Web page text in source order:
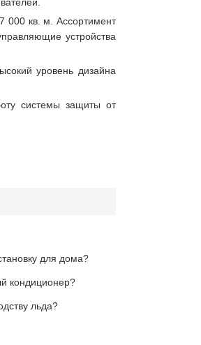
000 кв. м. Ассортимент
устройства
уровень дизайна
системы защиты от
для дома?
кондиционер?
льда?